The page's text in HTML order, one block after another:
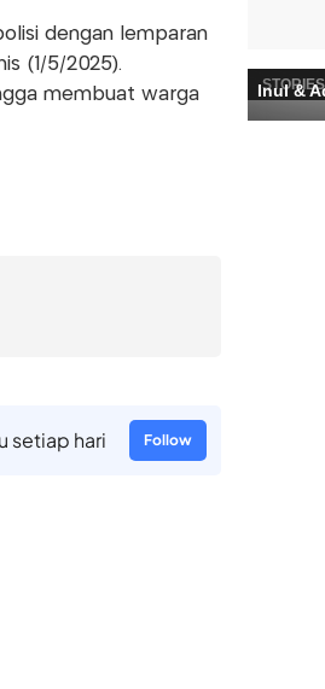
dengan lemparan
(1/5/2025).
membuat warga
setiap hari Follow